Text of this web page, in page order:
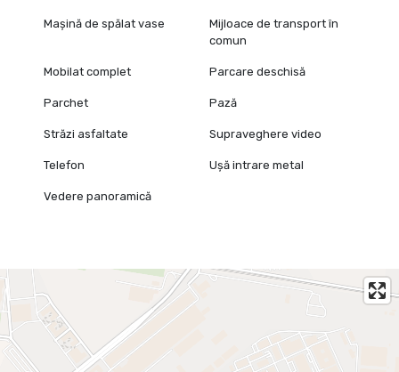
Mașină de spălat vase
Mijloace de transport în
comun
Mobilat complet Parcare deschisă
Parchet Pază
Străzi asfaltate Supraveghere video
Telefon Ușă intrare metal
Vedere panoramică